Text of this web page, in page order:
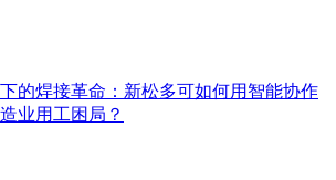
的焊接革命：新松多可如何用智能协作
业用工困局？